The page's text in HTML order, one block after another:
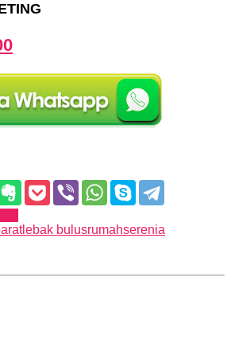
lebak bulusrumahserenia